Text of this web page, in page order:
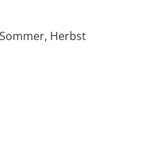
Herbst